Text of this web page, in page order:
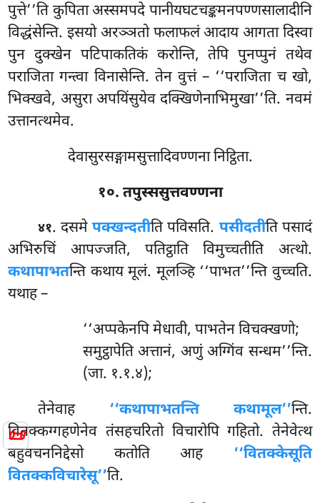
📜
पुत्ते’’ति कुपिता अस्समपदे पानीयघटचङ्कमनपण्णसालादीनि
विद्धंसेन्ति. इसयो अरञ्ञतो फलाफलं आदाय आगता दिस्वा
पुन दुक्खेन पटिपाकतिकं करोन्ति, तेपि पुनप्पुनं तथेव
पराजिता गन्त्वा विनासेन्ति. तेन वुत्तं – ‘‘पराजिता च खो,
भिक्खवे, असुरा अपयिंसुयेव दक्खिणेनाभिमुखा’’ति. नवमं
उत्तानत्थमेव.
देवासुरसङ्गामसुत्तादिवण्णना निट्ठिता.
१०. तपुस्ससुत्तवण्णना
४१. दसमेपक्खन्दतीति पविसति. पसीदतीति पसादं
अभिरुचिं आपज्जति, पतिट्ठाति विमुच्चतीति अत्थो.
कथापाभतन्ति कथाय मूलं. मूलञ्हि ‘‘पाभत’’न्ति वुच्चति.
यथाह –
‘‘अप्पकेनपि मेधावी, पाभतेन विचक्खणो;
समुट्ठापेति अत्तानं, अणुं अग्गिंव सन्धम’’न्ति.
(जा. १.१.४);
तेनेवाह ‘‘कथापाभतन्ति कथामूल’’न्ति.
वितक्कग्गहणेनेव तंसहचरितो विचारोपि गहितो. तेनेवेत्थ
बहुवचननिद्देसो कतोति आह ‘‘वितक्केसूति
वितक्कविचारेसू’’ति.